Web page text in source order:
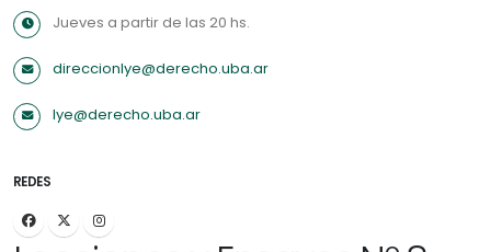
Jueves a partir de las 20 hs.
direccionlye@derecho.uba.ar
lye@derecho.uba.ar
REDES